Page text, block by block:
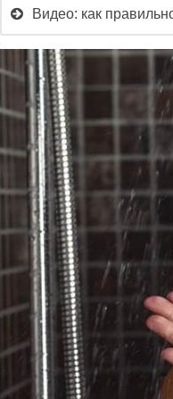
Видео: как